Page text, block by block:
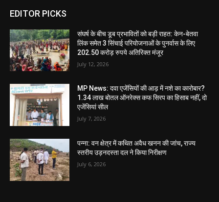
EDITOR PICKS
संघर्ष के बीच डूब प्रभावितों को बड़ी राहत: केन-बेतवा
लिंक समेत 3 सिंचाई परियोजनाओं के पुनर्वास के लिए
202.50 करोड़ रुपये अतिरिक्त मंजूर
July 12, 2026
MP News: दवा एजेंसियों की आड़ में नशे का कारोबार?
1.34 लाख बोतल ऑनरेक्स कफ सिरप का हिसाब नहीं, दो
एजेंसियां सील
July 7, 2026
पन्ना: वन क्षेत्र में कथित अवैध खनन की जांच, राज्य
स्तरीय उड़नदस्ता दल ने किया निरीक्षण
July 6, 2026